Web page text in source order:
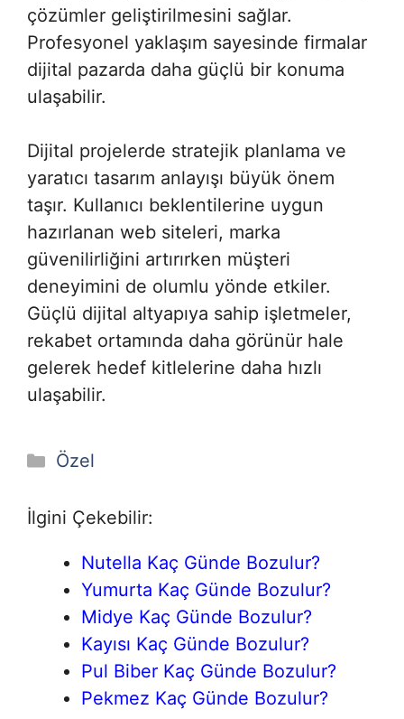
çözümler geliştirilmesini sağlar.
Profesyonel yaklaşım sayesinde firmalar
dijital pazarda daha güçlü bir konuma
ulaşabilir.
Dijital projelerde stratejik planlama ve
yaratıcı tasarım anlayışı büyük önem
taşır. Kullanıcı beklentilerine uygun
hazırlanan web siteleri, marka
güvenilirliğini artırırken müşteri
deneyimini de olumlu yönde etkiler.
Güçlü dijital altyapıya sahip işletmeler,
rekabet ortamında daha görünür hale
gelerek hedef kitlelerine daha hızlı
ulaşabilir.
Kategoriler
Özel
İlgini Çekebilir:
Nutella Kaç Günde Bozulur?
Yumurta Kaç Günde Bozulur?
Midye Kaç Günde Bozulur?
Kayısı Kaç Günde Bozulur?
Pul Biber Kaç Günde Bozulur?
Pekmez Kaç Günde Bozulur?